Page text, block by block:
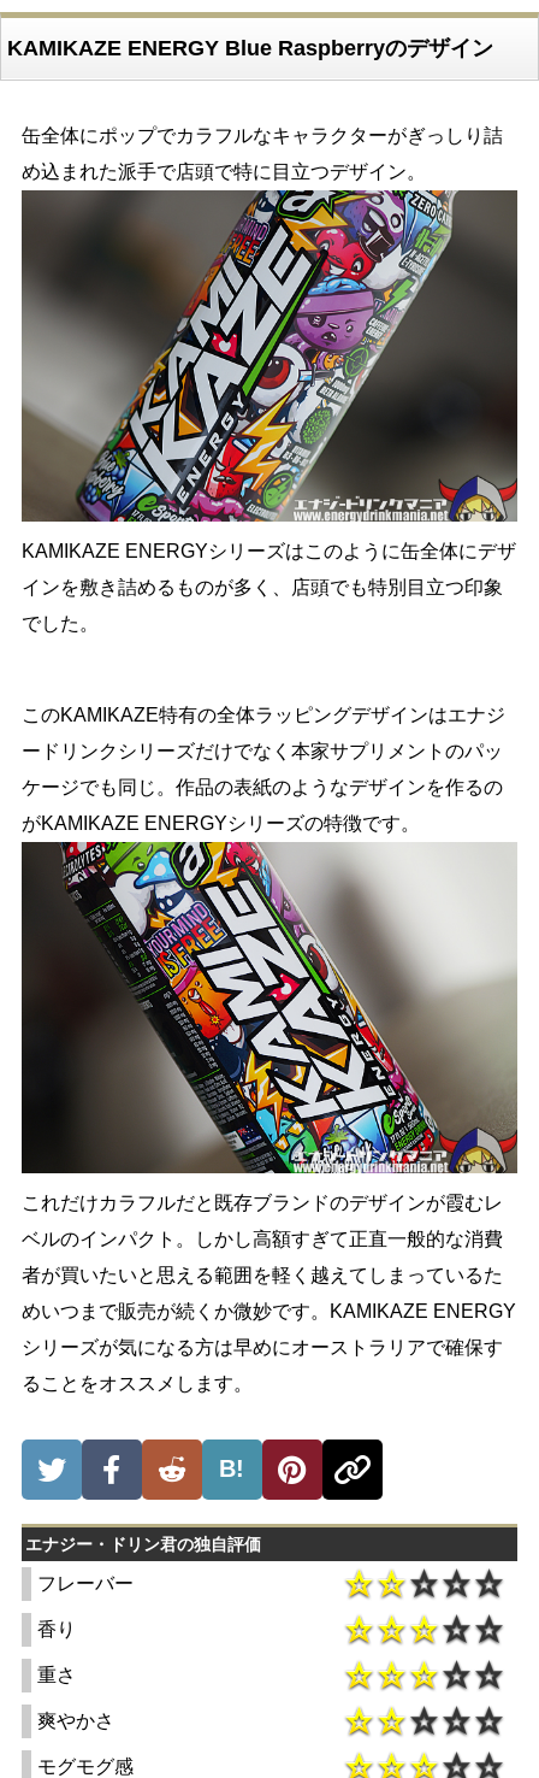
KAMIKAZE ENERGY Blue Raspberryのデザイン
缶全体にポップでカラフルなキャラクターがぎっしり詰
め込まれた派手で店頭で特に目立つデザイン。
KAMIKAZE ENERGYシリーズはこのように缶全体にデザ
インを敷き詰めるものが多く、店頭でも特別目立つ印象
でした。
このKAMIKAZE特有の全体ラッピングデザインはエナジ
ードリンクシリーズだけでなく本家サプリメントのパッ
ケージでも同じ。作品の表紙のようなデザインを作るの
がKAMIKAZE ENERGYシリーズの特徴です。
これだけカラフルだと既存ブランドのデザインが霞むレ
ベルのインパクト。しかし高額すぎて正直一般的な消費
者が買いたいと思える範囲を軽く越えてしまっているた
めいつまで販売が続くか微妙です。KAMIKAZE ENERGY
シリーズが気になる方は早めにオーストラリアで確保す
ることをオススメします。
B!
エナジー・ドリン君の独自評価
フレーバー
香り
重さ
爽やかさ
モグモグ感